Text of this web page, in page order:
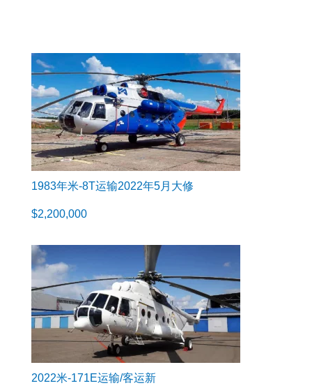
1983年米-8T运输2022年5月大修
$2,200,000
2022米-171E运输/客运新